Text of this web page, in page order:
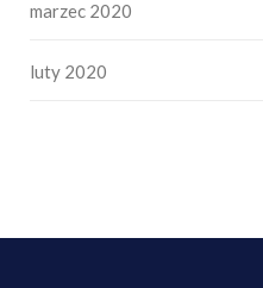
marzec 2020
luty 2020